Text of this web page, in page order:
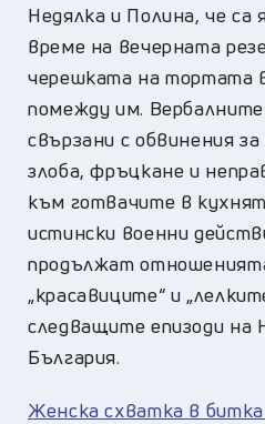
Недялка и Полина, че са
време на вечерната
черешката на тортата
помежду им.
свързани с обвинения
злоба, фръцкане и
към готвачите в
истински военни
продължат
„красавиците“ и
следващите епизоди на
България.
Женска схватка в